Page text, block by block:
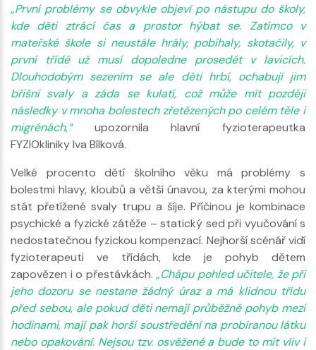
„První problémy se obvykle objeví po nástupu do školy,
kde děti ztrácí čas a prostor hýbat se. Zatímco v
mateřské škole si neustále hrály, pobíhaly, skotačily, v
první třídě už musí dopoledne prosedět v lavicích.
Dlouhodobým sezením se ale děti hrbí, ochabují jim
břišní svaly a záda se kulatí, což může mít později
následky v mnoha bolestech zřetězených po celém těle i
migrénách,“upozornila hlavní fyzioterapeutka
FYZIOkliniky Iva Bílková.
Velké procento dětí školního věku má problémy s
bolestmi hlavy, kloubů a větší únavou, za kterými mohou
stát přetížené svaly trupu a šíje. Příčinou je kombinace
psychické a fyzické zátěže – statický sed při vyučování s
nedostatečnou fyzickou kompenzací. Nejhorší scénář vidí
fyzioterapeuti ve třídách, kde je pohyb dětem
zapovězen i o přestávkách. „Chápu pohled učitele, že při
jeho dozoru se nestane žádný úraz a má klidnou třídu
před sebou, ale pokud děti nemají průběžně pohyb mezi
hodinami, mají pak horší soustředění na probíranou látku
nebo opakování. Nejsou tzv. osvěžené a bude to mít vliv i